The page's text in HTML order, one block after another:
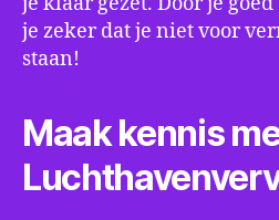
je zeker dat je niet voor
staan!
Maak kennis